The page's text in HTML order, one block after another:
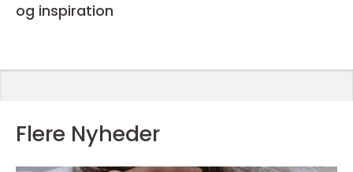
og inspiration
Flere Nyheder